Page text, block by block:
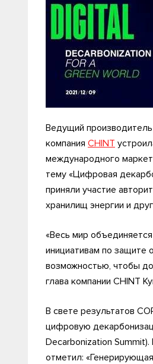
Ведущий
компания CHINT
международного
тему «Цифровая
приняли участие
хранилищ энергии и
«Весь мир
инициативам по защите
возможностью, чтобы
глава компании CHINT
В свете результатов
цифровую
Decarbonization
отметил: